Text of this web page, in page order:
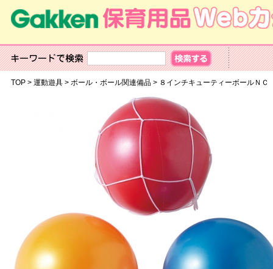
TOP> 運動遊具> ボール・ボール関連備品> ８インチキューティーボールＮ